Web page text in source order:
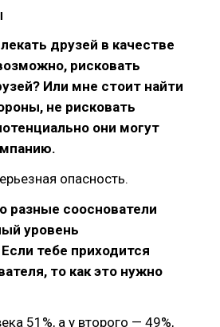
друзей в качестве
рисковать
Или мне стоит найти
не рисковать
они могут
опасность.
разные сооснователи
уровень
тебе приходится
то как это нужно
51%, а у второго — 49%,